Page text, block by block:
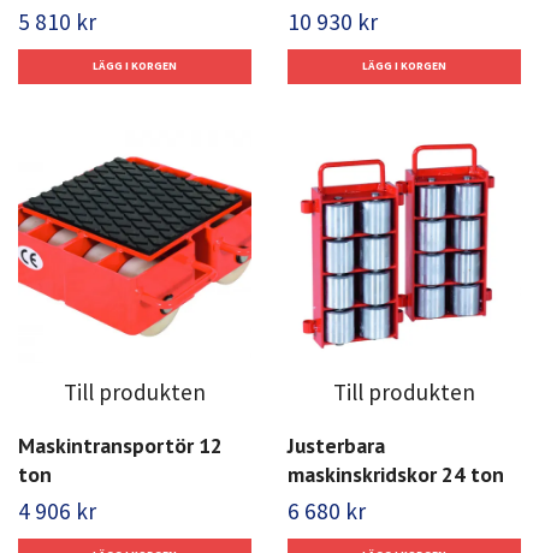
5 810 kr 10 930 kr
Till produkten
Maskintransportör 12
ton
4 906 kr
Till produkten
Justerbara
maskinskridskor 24 ton
6 680 kr